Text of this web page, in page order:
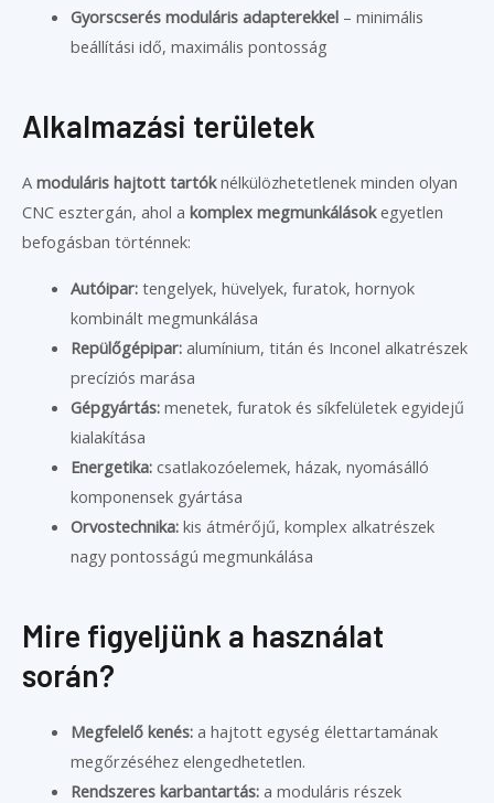
Gyorscserés moduláris adapterekkel– minimális
beállítási idő, maximális pontosság
Alkalmazási területek
A moduláris hajtott tartóknélkülözhetetlenek minden olyan
CNC esztergán, ahol a komplex megmunkálásokegyetlen
befogásban történnek:
Autóipar:tengelyek, hüvelyek, furatok, hornyok
kombinált megmunkálása
Repülőgépipar:alumínium, titán és Inconel alkatrészek
precíziós marása
Gépgyártás:menetek, furatok és síkfelületek egyidejű
kialakítása
Energetika:csatlakozóelemek, házak, nyomásálló
komponensek gyártása
Orvostechnika:kis átmérőjű, komplex alkatrészek
nagy pontosságú megmunkálása
Mire figyeljünk a használat
során?
Megfelelő kenés:a hajtott egység élettartamának
megőrzéséhez elengedhetetlen.
Rendszeres karbantartás:a moduláris részek